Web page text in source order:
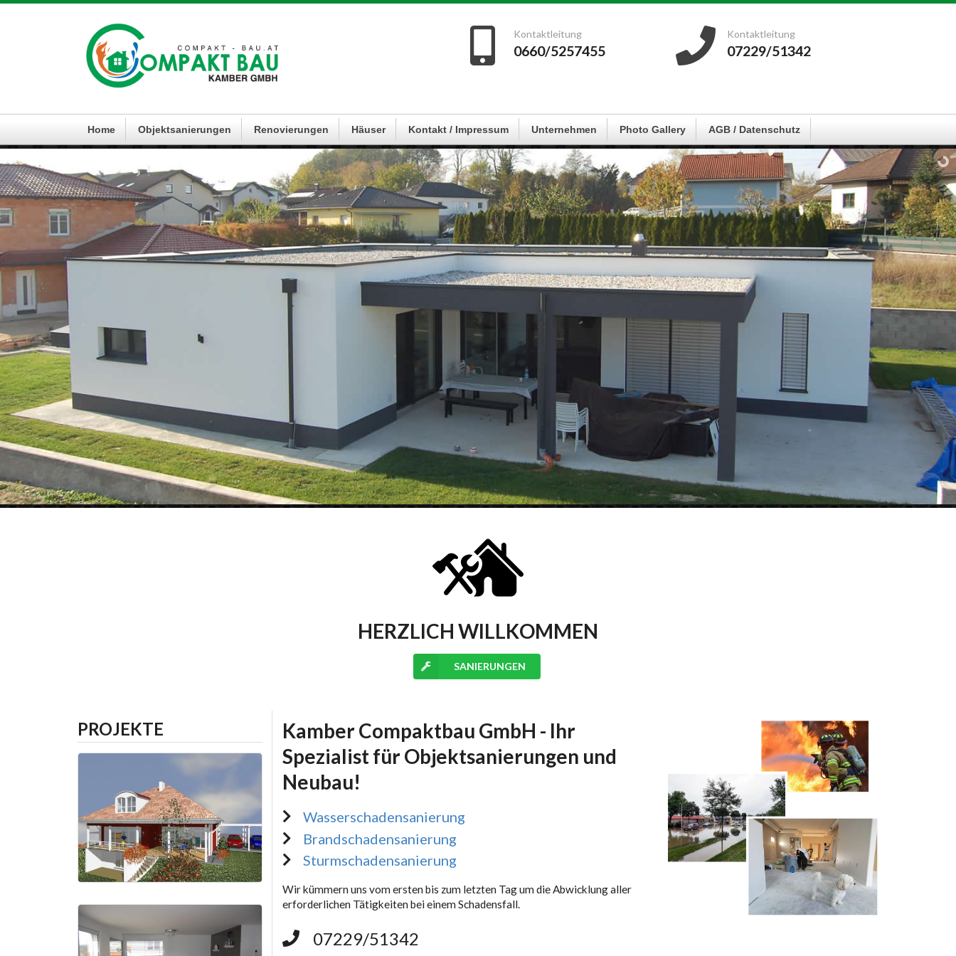
Kontaktleitung
07229/51342
Kontaktleitung
0660/5257455
Home Objektsanierungen Renovierungen Häuser Kontakt / Impressum Unternehmen Photo Gallery AGB / Datenschutz
HERZLICH WILLKOMMEN
SANIERUNGEN
PROJEKTE
Kamber Compaktbau GmbH - Ihr
Spezialist für Objektsanierungen und
Neubau!
Wasserschadensanierung
Brandschadensanierung
Sturmschadensanierung
Wir kümmern uns vom ersten bis zum letzten Tag um die Abwicklung aller
erforderlichen Tätigkeiten bei einem Schadensfall.
07229/51342